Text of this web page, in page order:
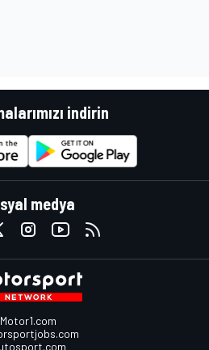
indirin
medya
Motor1.com